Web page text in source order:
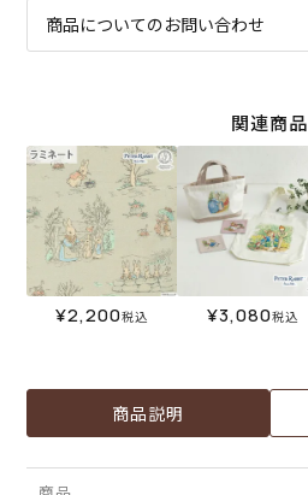
商品についてのお問い合わせ
関連商品
¥2,200税込 ¥3,080税込
商品説明